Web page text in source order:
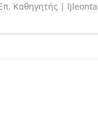
Καθηγητής |